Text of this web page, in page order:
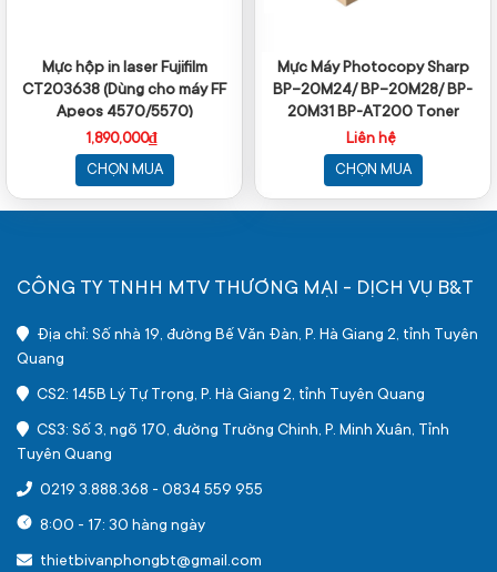
Mực hộp in laser Fujifilm
CT203638 (Dùng cho máy FF
Apeos 4570/5570)
1,890,000₫
CHỌN MUA
Mực Máy Photocopy Sharp
BP-20M24/ BP-20M28/ BP-
20M31 BP-AT200 Toner
Cartrigde - Chính hãng
Liên hệ
CHỌN MUA
CÔNG TY TNHH MTV THƯƠNG MẠI - DỊCH VỤ B&T
Địa chỉ: Số nhà 19, đường Bế Văn Đàn, P. Hà Giang 2, tỉnh Tuyên
Quang
CS2: 145B Lý Tự Trọng, P. Hà Giang 2, tỉnh Tuyên Quang
CS3: Số 3, ngõ 170, đường Trường Chinh, P. Minh Xuân, Tỉnh
Tuyên Quang
0219 3.888.368 - 0834 559 955
8:00 - 17: 30 hàng ngày
thietbivanphongbt@gmail.com